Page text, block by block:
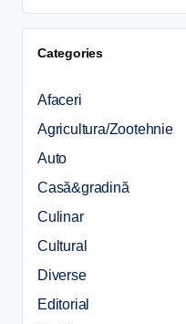
Categories
Afaceri
Agricultura/Zootehnie
Auto
Casă&gradină
Culinar
Cultural
Diverse
Editorial